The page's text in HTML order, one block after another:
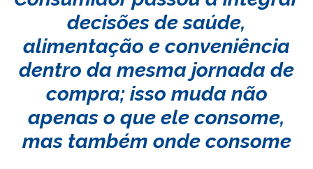
decisões de saúde,
alimentação e conveniência
dentro da mesma jornada de
compra; isso muda não
apenas o que ele consome,
mas também onde consome